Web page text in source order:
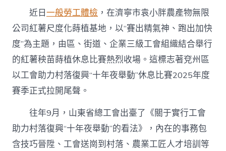
醫
院
供
膳
高
技
巧
人
“新
農
夫”〉
中
近日一般勞工體檢 ，在濟寧市袁小胖農產物無限
公司紅薯尺度化蒔植基地，以“賽出精氣神、跑出加快
度”為主題，由區、街道、企業三級工會組織結合舉行
的紅薯秧苗蒔植休息比賽熱烈收場。這標志著兗州區
以工會助力村落復興“十年夜舉動”休息比賽2025年度
賽季正式拉開尾聲。
往年9月，山東省總工會出臺了《關于實行工會
助力村落復興“十年夜舉動”的看法》，內在的事務包
含技巧晉陞、工會送崗到村落、農業工匠人才培訓等